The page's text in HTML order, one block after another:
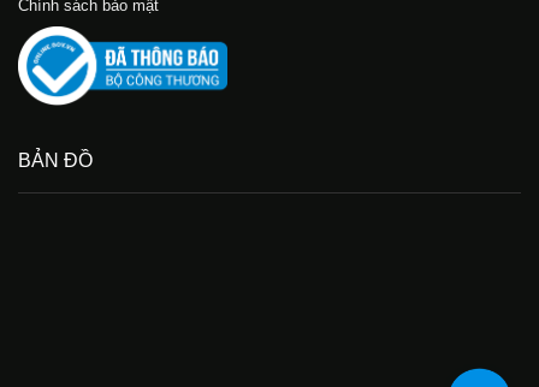
Chính sách bảo mật
BẢN ĐỒ